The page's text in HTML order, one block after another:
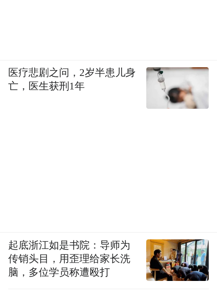
医疗悲剧之问，2岁半患儿身
亡，医生获刑1年
起底浙江如是书院：导师为
传销头目，用歪理给家长洗
脑，多位学员称遭殴打